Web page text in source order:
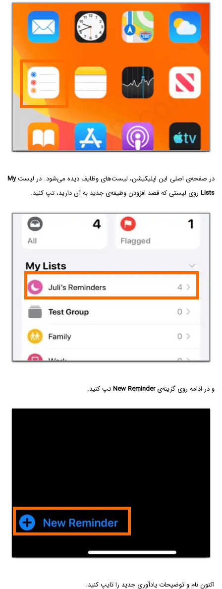
در صفحه‌ی اصلی این اپلیکیشن، لیست‌های وظایف دیده می‌شود. در لیستMy
Lists روی لیستی که قصد افزودن وظیفه‌ی جدید به آن دارید، تپ کنید.
و در ادامه روی گزینه‌یNew Reminderتپ کنید.
اکنون نام و توضیحات یادآوری جدید را تایپ کنید.